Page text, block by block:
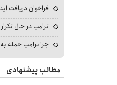
فراخوان دریافت
ترامپ در حال تکرار
چرا ترامپ حمله
مطالب پیشنهادی